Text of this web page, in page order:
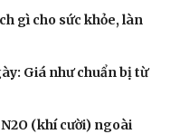
gì cho sức khỏe, làn
Giá như chuẩn bị từ
(khí cười) ngoài